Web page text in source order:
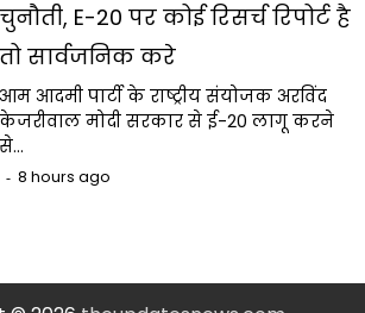
चुनौती, E-20 पर कोई रिसर्च रिपोर्ट है
तो सार्वजनिक करे
आम आदमी पार्टी के राष्ट्रीय संयोजक अरविंद
केजरीवाल मोदी सरकार से ई-20 लागू करने
से…
8 hours ago